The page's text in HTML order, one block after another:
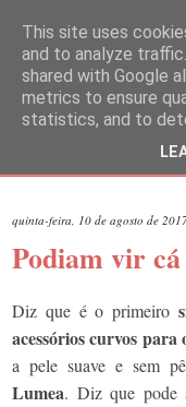
quinta-feira, 10 de agosto de
Podiam vir
Diz que é o primeiro
acessórios curvos
a pele suave e sem
Lumea. Diz que pode
This site uses
and to analyze
shared with Google
metrics to ensure
statistics, and to